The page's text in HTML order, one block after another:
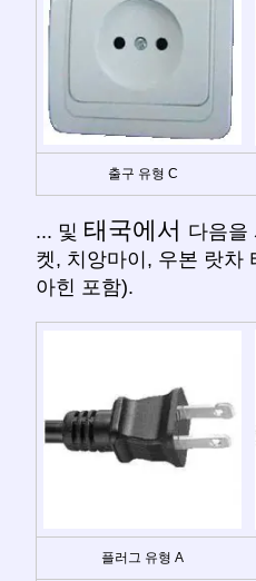
출구 유형 C
... 및 태국에서 다음을
켓, 치앙마이, 우본 랏차
아힌 포함).
플러그 유형 A